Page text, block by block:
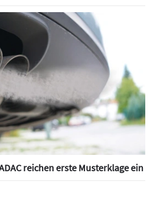
reichen erste Musterklage ein